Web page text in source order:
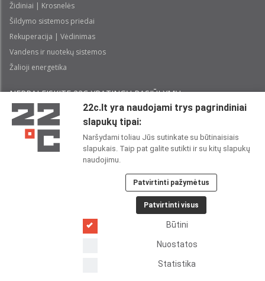
Židiniai | Krosnelės
Šildymo sistemos priedai
Rekuperacija | Vėdinimas
Vandens ir nuotekų sistemos
Žalioji energetika
NEPRALEISKITE 22С YPATINGŲ PASIŪLYMŲ:
Perskaičiau ir sutinku su 22CPrivatumo politika
22C SOCIALINIUOSE TINKLUOSE:
Copyright 2026
22c.lt yra naudojami trys pagrindiniai
slapukų tipai:
Naršydami toliau Jūs sutinkate su būtinaisiais
slapukais. Taip pat galite sutikti ir su kitų slapukų
naudojimu.
Patvirtinti pažymėtus
Patvirtinti visus
Būtini
Nuostatos
Statistika